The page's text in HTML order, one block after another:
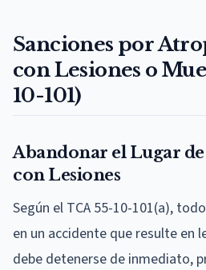
Sanciones por
con Lesiones o
10-101)
Abandonar el Lugar
con Lesiones
Según el TCA 55-10-101(a),
en un accidente que resulte en
debe detenerse de inmediato,